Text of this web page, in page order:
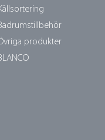
produkter